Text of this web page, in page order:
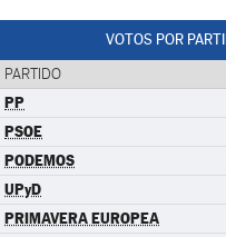
VOTOS POR
PARTIDO
PP
PSOE
PODEMOS
UPyD
PRIMAVERA EUROPEA